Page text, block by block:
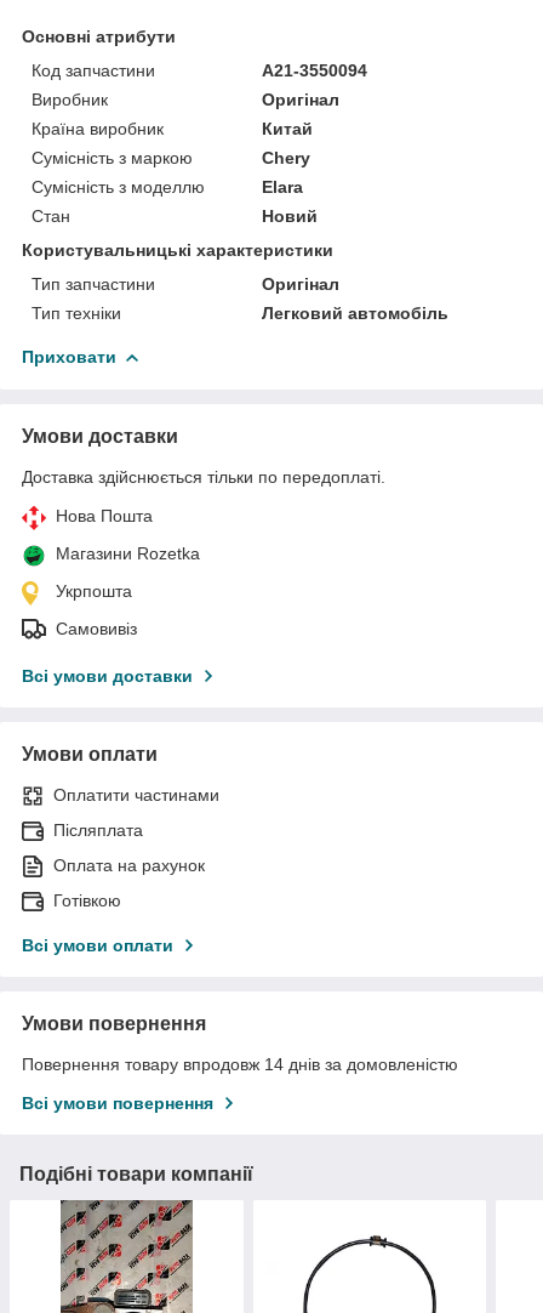
Основні атрибути
Код запчастини
A21-3550094
Виробник
Оригінал
Країна виробник
Китай
Сумісність з маркою
Chery
Сумісність з моделлю
Elara
Стан
Новий
Користувальницькі характеристики
Тип запчастини
Оригінал
Тип техніки
Легковий автомобіль
Приховати
Умови доставки
Доставка здійснюється тільки по передоплаті.
Нова Пошта
Магазини Rozetka
Укрпошта
Самовивіз
Всі умови доставки
Умови оплати
Оплатити частинами
Післяплата
Оплата на рахунок
Готівкою
Всі умови оплати
Умови повернення
Повернення товару впродовж 14 днів за домовленістю
Всі умови повернення
Подібні товари компанії